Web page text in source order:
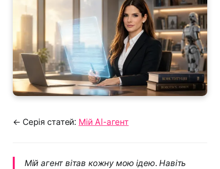
← Серія статей: Мій AI-агент
Мій агент вітав кожну мою ідею. Навіть